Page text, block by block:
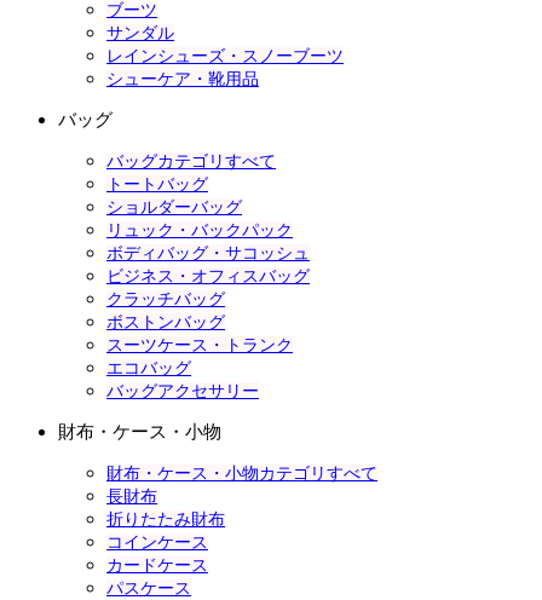
ブーツ
サンダル
レインシューズ・スノーブーツ
シューケア・靴用品
バッグ
バッグカテゴリすべて
トートバッグ
ショルダーバッグ
リュック・バックパック
ボディバッグ・サコッシュ
ビジネス・オフィスバッグ
クラッチバッグ
ボストンバッグ
スーツケース・トランク
エコバッグ
バッグアクセサリー
財布・ケース・小物
財布・ケース・小物カテゴリすべて
長財布
折りたたみ財布
コインケース
カードケース
パスケース